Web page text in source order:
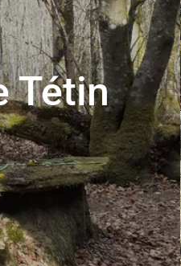
Tétin